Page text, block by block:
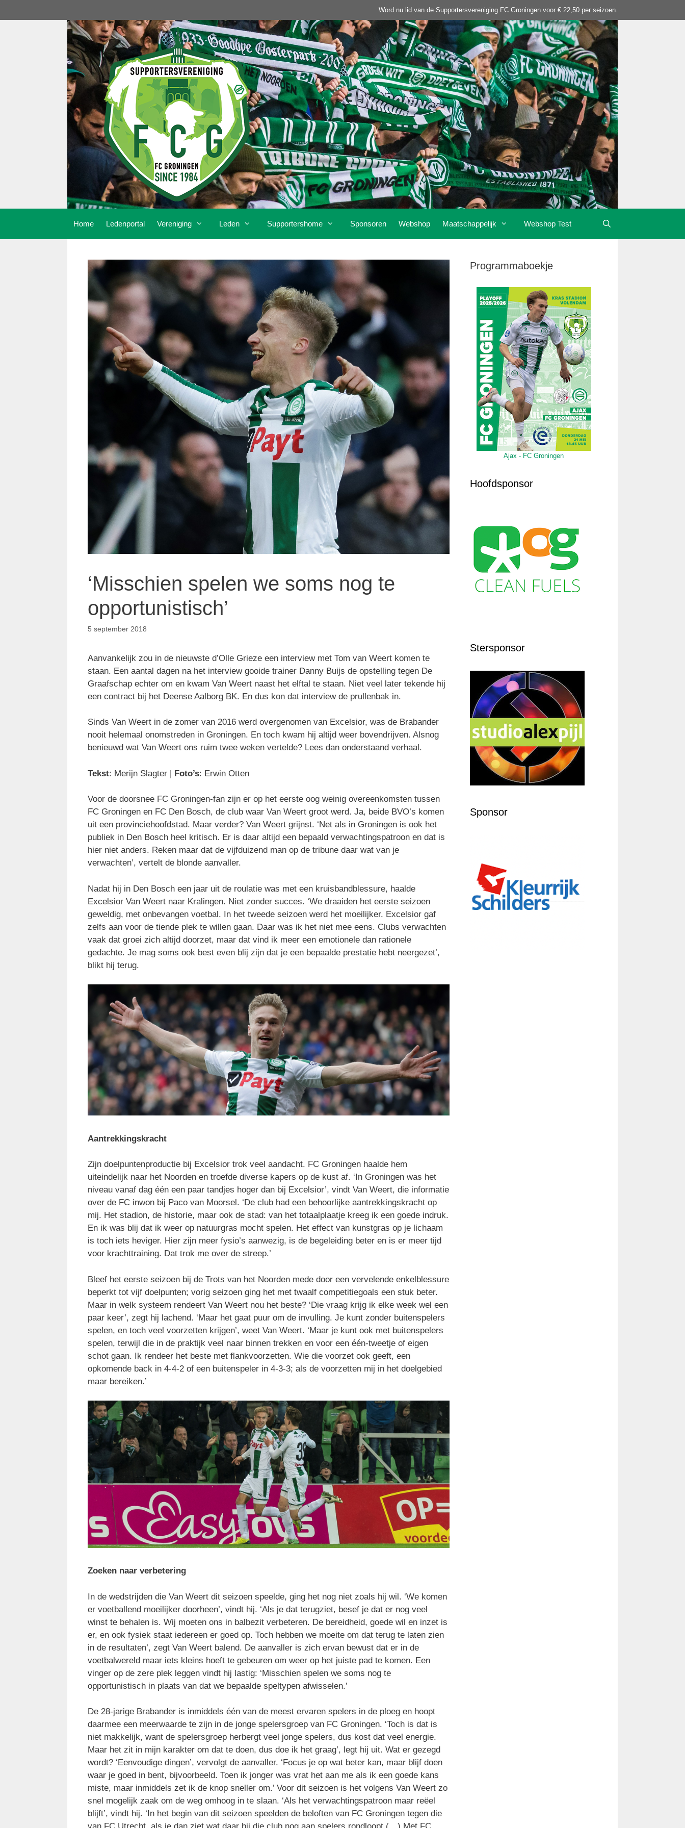
naar
Word nu lid van de Supportersvereniging FC Groningen voor € 22,50 per seizoen.
Home Ledenportal Vereniging Leden Supportershome Sponsoren Webshop Maatschappelijk Webshop Test
‘Misschien spelen we soms nog te
opportunistisch’
5 september 2018
Aanvankelijk zou in de nieuwste d’Olle Grieze een interview met Tom van Weert komen te
staan. Een aantal dagen na het interview gooide trainer Danny Buijs de opstelling tegen De
Graafschap echter om en kwam Van Weert naast het elftal te staan. Niet veel later tekende hij
een contract bij het Deense Aalborg BK. En dus kon dat interview de prullenbak in.
Sinds Van Weert in de zomer van 2016 werd overgenomen van Excelsior, was de Brabander
nooit helemaal onomstreden in Groningen. En toch kwam hij altijd weer bovendrijven. Alsnog
benieuwd wat Van Weert ons ruim twee weken vertelde? Lees dan onderstaand verhaal.
Tekst: Merijn Slagter | Foto’s: Erwin Otten
Voor de doorsnee FC Groningen-fan zijn er op het eerste oog weinig overeenkomsten tussen
FC Groningen en FC Den Bosch, de club waar Van Weert groot werd. Ja, beide BVO’s komen
uit een provinciehoofdstad. Maar verder? Van Weert grijnst. ‘Net als in Groningen is ook het
publiek in Den Bosch heel kritisch. Er is daar altijd een bepaald verwachtingspatroon en dat is
hier niet anders. Reken maar dat de vijfduizend man op de tribune daar wat van je
verwachten’, vertelt de blonde aanvaller.
Nadat hij in Den Bosch een jaar uit de roulatie was met een kruisbandblessure, haalde
Excelsior Van Weert naar Kralingen. Niet zonder succes. ‘We draaiden het eerste seizoen
geweldig, met onbevangen voetbal. In het tweede seizoen werd het moeilijker. Excelsior gaf
zelfs aan voor de tiende plek te willen gaan. Daar was ik het niet mee eens. Clubs verwachten
vaak dat groei zich altijd doorzet, maar dat vind ik meer een emotionele dan rationele
gedachte. Je mag soms ook best even blij zijn dat je een bepaalde prestatie hebt neergezet’,
blikt hij terug.
Aantrekkingskracht
Zijn doelpuntenproductie bij Excelsior trok veel aandacht. FC Groningen haalde hem
uiteindelijk naar het Noorden en troefde diverse kapers op de kust af. ‘In Groningen was het
niveau vanaf dag één een paar tandjes hoger dan bij Excelsior’, vindt Van Weert, die informatie
over de FC inwon bij Paco van Moorsel. ‘De club had een behoorlijke aantrekkingskracht op
mij. Het stadion, de historie, maar ook de stad: van het totaalplaatje kreeg ik een goede indruk.
En ik was blij dat ik weer op natuurgras mocht spelen. Het effect van kunstgras op je lichaam
is toch iets heviger. Hier zijn meer fysio’s aanwezig, is de begeleiding beter en is er meer tijd
voor krachttraining. Dat trok me over de streep.’
Bleef het eerste seizoen bij de Trots van het Noorden mede door een vervelende enkelblessure
beperkt tot vijf doelpunten; vorig seizoen ging het met twaalf competitiegoals een stuk beter.
Maar in welk systeem rendeert Van Weert nou het beste? ‘Die vraag krijg ik elke week wel een
paar keer’, zegt hij lachend. ‘Maar het gaat puur om de invulling. Je kunt zonder buitenspelers
spelen, en toch veel voorzetten krijgen’, weet Van Weert. ‘Maar je kunt ook met buitenspelers
spelen, terwijl die in de praktijk veel naar binnen trekken en voor een één-tweetje of eigen
schot gaan. Ik rendeer het beste met flankvoorzetten. Wie die voorzet ook geeft, een
opkomende back in 4-4-2 of een buitenspeler in 4-3-3; als de voorzetten mij in het doelgebied
maar bereiken.’
Zoeken naar verbetering
In de wedstrijden die Van Weert dit seizoen speelde, ging het nog niet zoals hij wil. ‘We komen
er voetballend moeilijker doorheen’, vindt hij. ‘Als je dat terugziet, besef je dat er nog veel
winst te behalen is. Wij moeten ons in balbezit verbeteren. De bereidheid, goede wil en inzet is
er, en ook fysiek staat iedereen er goed op. Toch hebben we moeite om dat terug te laten zien
in de resultaten’, zegt Van Weert balend. De aanvaller is zich ervan bewust dat er in de
voetbalwereld maar iets kleins hoeft te gebeuren om weer op het juiste pad te komen. Een
vinger op de zere plek leggen vindt hij lastig: ‘Misschien spelen we soms nog te
opportunistisch in plaats van dat we bepaalde speltypen afwisselen.’
De 28-jarige Brabander is inmiddels één van de meest ervaren spelers in de ploeg en hoopt
daarmee een meerwaarde te zijn in de jonge spelersgroep van FC Groningen. ‘Toch is dat is
niet makkelijk, want de spelersgroep herbergt veel jonge spelers, dus kost dat veel energie.
Maar het zit in mijn karakter om dat te doen, dus doe ik het graag’, legt hij uit. Wat er gezegd
wordt? ‘Eenvoudige dingen’, vervolgt de aanvaller. ‘Focus je op wat beter kan, maar blijf doen
waar je goed in bent, bijvoorbeeld. Toen ik jonger was vrat het aan me als ik een goede kans
miste, maar inmiddels zet ik de knop sneller om.’ Voor dit seizoen is het volgens Van Weert zo
snel mogelijk zaak om de weg omhoog in te slaan. ‘Als het verwachtingspatroon maar reëel
blijft’, vindt hij. ‘In het begin van dit seizoen speelden de beloften van FC Groningen tegen die
Programmaboekje
Ajax - FC Groningen
Hoofdsponsor
Stersponsor
Sponsor